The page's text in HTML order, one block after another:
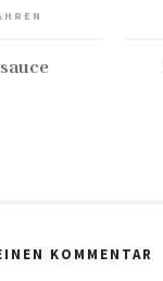
KOMMENTAR